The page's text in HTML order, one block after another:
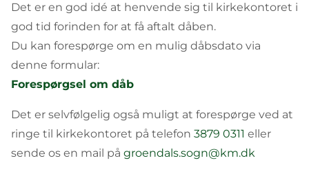
Det er en god idé at henvende sig til kirkekontoret i
god tid forinden for at få aftalt dåben.
Du kan forespørge om en mulig dåbsdato via
denne formular:
Forespørgsel om dåb
Det er selvfølgelig også muligt at forespørge ved at
ringe til kirkekontoret på telefon 3879 0311 eller
sende os en mail på groendals.sogn@km.dk